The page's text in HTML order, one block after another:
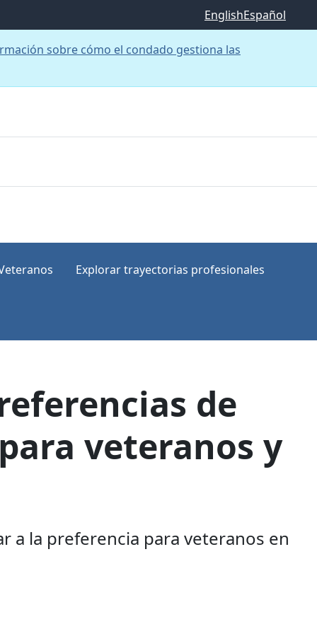
EnglishEspañol
sobre cómo el condado gestiona las
Explorar trayectorias profesionales
de
veteranos y
a la preferencia para veteranos en